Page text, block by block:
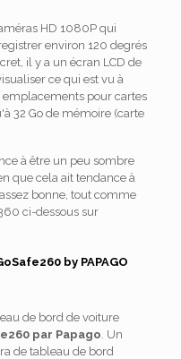
HD 1080P qui
environ 120 degrés
il y a un écran LCD de
ce qui est vu à
emplacements pour cartes
32 Go de mémoire (carte
à être un peu sombre
que cela ait tendance à
bonne, tout comme
ci-dessous sur
by PAPAGO
de bord de voiture
par Papago. Un
de tableau de bord